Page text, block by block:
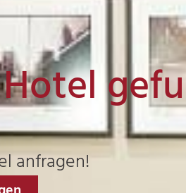
anfragen!